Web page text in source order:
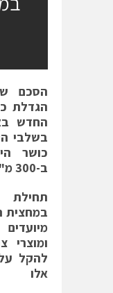
הסכם
הגדלת
החדש
בשלבי
כושר
ב-300 מ"מ
תחילת
ומוצרי
להקל
אלו